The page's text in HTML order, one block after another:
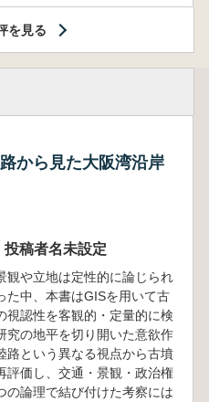
を見る
から見た大阪湾沿岸
投稿者名未設定
観や立地は定性的に論じられ
た中、本書はGISを用いて古
視認性を客観的・定量的に検
究の地平を切り開いた意欲作
路という異なる視点から古墳
評価し、交通・景観・政治権
の論理で結び付けた考察には